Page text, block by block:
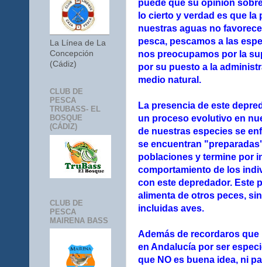
puede que su opinión
lo cierto y verdad es que
nuestras aguas no
pesca, pescamos a las
nos preocupamos por la
por su puesto a la
medio natural.
La presencia de este
un proceso evolutivo en
de nuestras especies se
se encuentran
poblaciones y termine por
comportamiento de los
con este depredador. Este
alimenta de otros peces,
incluidas aves.
Además de recordaros
en Andalucía por ser
que NO es buena idea, ni
La Línea de La
Concepción
(Cádiz)
CLUB DE
PESCA
TRUBASS- EL
BOSQUE
(CÁDIZ)
CLUB DE
PESCA
MAIRENA BASS